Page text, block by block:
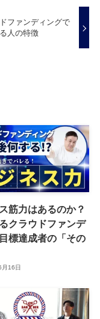
ファンディングで
人の特徴
筋力はあるのか？
クラウドファンデ
標達成者の「その
16日